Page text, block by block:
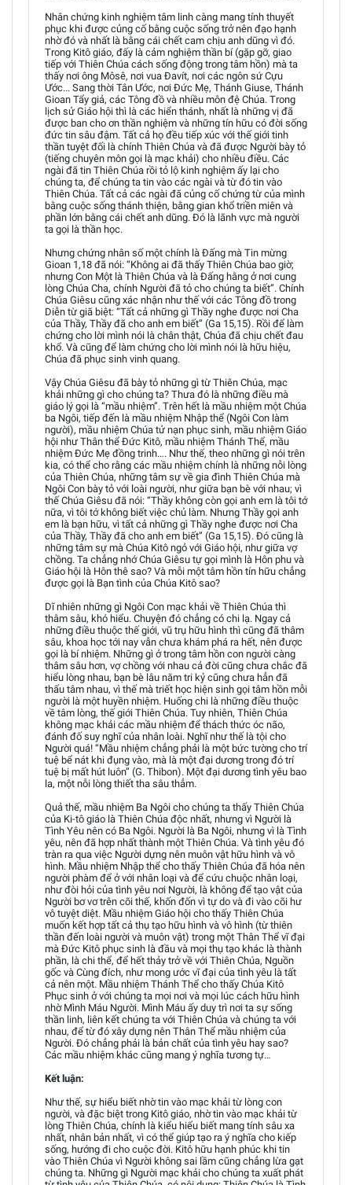
Nhân chứng kinh nghiệm tâm linh càng mang tính thuyết
phục khi được củng cố bằng cuộc sống trở nên đạo hạnh
nhờ đó và nhất là bằng cái chết cam chịu anh dũng vì đó.
Trong Kitô giáo, đấy là cảm nghiệm thần bí (gặp gỡ, giao
tiếp với Thiên Chúa cách sống động trong tâm hồn) mà ta
thấy nơi ông Môsê, nơi vua Đavít, nơi các ngôn sứ Cựu
Ước... Sang thời Tân Ước, nơi Đức Mẹ, Thánh Giuse, Thánh
Gioan Tẩy giả, các Tông đồ và nhiều môn đệ Chúa. Trong
lịch sử Giáo hội thì là các hiển thánh, nhất là những vị đã
được ban cho ơn thần nghiệm và những tín hữu có đời sống
đức tin sâu đậm. Tất cả họ đều tiếp xúc với thế giới tinh
thần tuyệt đối là chính Thiên Chúa và đã được Người bày tỏ
(tiếng chuyên môn gọi là mạc khải) cho nhiều điều. Các
ngài đã tin Thiên Chúa rồi tỏ lộ kinh nghiệm ấy lại cho
chúng ta, để chúng ta tin vào các ngài và từ đó tin vào
Thiên Chúa. Tất cả các ngài đã củng cố chứng từ của mình
bằng cuộc sống thánh thiện, bằng gian khổ triền miên và
phần lớn bằng cái chết anh dũng. Đó là lãnh vực mà người
ta gọi là thần học.
Nhưng chứng nhân số một chính là Đấng mà Tin mừng
Gioan 1,18 đã nói: “Không ai đã thấy Thiên Chúa bao giờ;
nhưng Con Một là Thiên Chúa và là Đấng hằng ở nơi cung
lòng Chúa Cha, chính Người đã tỏ cho chúng ta biết”. Chính
Chúa Giêsu cũng xác nhận như thế với các Tông đồ trong
Diễn từ giã biệt: “Tất cả những gì Thầy nghe được nơi Cha
của Thầy, Thầy đã cho anh em biết” (Ga 15,15). Rồi để làm
chứng cho lời mình nói là chân thật, Chúa đã chịu chết đau
khổ. Và cũng để làm chứng cho lời mình nói là hữu hiệu,
Chúa đã phục sinh vinh quang.
Vậy Chúa Giêsu đã bày tỏ những gì từ Thiên Chúa, mạc
khải những gì cho chúng ta? Thưa đó là những điều mà
giáo lý gọi là “mầu nhiệm”. Trên hết là mầu nhiệm một Chúa
ba Ngôi, tiếp đến là mầu nhiệm Nhập thể (Ngôi Con làm
người), mầu nhiệm Chúa tử nạn phục sinh, mầu nhiệm Giáo
hội như Thân thể Đức Kitô, mầu nhiệm Thánh Thể, mầu
nhiệm Đức Mẹ đồng trinh…. Như thế, theo những gì nói trên
kia, có thể cho rằng các mầu nhiệm chính là những nỗi lòng
của Thiên Chúa, những tâm sự về gia đình Thiên Chúa mà
Ngôi Con bày tỏ với loài người, như giữa bạn bè với nhau; vì
thế Chúa Giêsu đã nói: “Thầy không còn gọi anh em là tôi tớ
nữa, vì tôi tớ không biết việc chủ làm. Nhưng Thầy gọi anh
em là bạn hữu, vì tất cả những gì Thầy nghe được nơi Cha
của Thầy, Thầy đã cho anh em biết” (Ga 15,15). Đó cũng là
những tâm sự mà Chúa Kitô ngỏ với Giáo hội, như giữa vợ
chồng. Ta chẳng nhớ Chúa Giêsu tự gọi mình là Hôn phu và
Giáo hội là Hôn thê sao? Và mỗi một tâm hồn tín hữu chẳng
được gọi là Bạn tình của Chúa Kitô sao?
Dĩ nhiên những gì Ngôi Con mạc khải về Thiên Chúa thì
thâm sâu, khó hiểu. Chuyện đó chẳng có chi lạ. Ngay cả
những điều thuộc thế giới, vũ trụ hữu hình thì cũng đã thâm
sâu, khoa học tới nay vẫn chưa khám phá ra hết, nên được
gọi là bí nhiệm. Những gì ở trong tâm hồn con người càng
thâm sâu hơn, vợ chồng với nhau cả đời cũng chưa chắc đã
hiểu lòng nhau, bạn bè lâu năm tri kỷ cũng chưa hẳn đã
thấu tâm nhau, vì thế mà triết học hiện sinh gọi tâm hồn mỗi
người là một huyền nhiệm. Huống chi là những điều thuộc
về tâm lòng, thế giới Thiên Chúa. Tuy nhiên, Thiên Chúa
không mạc khải các mầu nhiệm để thách thức óc não,
đánh đố suy nghĩ của nhân loài. Nghĩ như thế là tội cho
Người quá! “Mầu nhiệm chẳng phải là một bức tường cho trí
tuệ bể nát khi đụng vào, mà là một đại dương trong đó trí
tuệ bị mất hút luôn” (G. Thibon). Một đại dương tình yêu bao
la, một nỗi lòng thiết tha sâu thẳm.
Quả thế, mầu nhiệm Ba Ngôi cho chúng ta thấy Thiên Chúa
của Ki-tô giáo là Thiên Chúa độc nhất, nhưng vì Người là
Tình Yêu nên có Ba Ngôi. Người là Ba Ngôi, nhưng vì là Tình
yêu, nên đã hợp nhất thành một Thiên Chúa. Và tình yêu đó
tràn ra qua việc Người dựng nên muôn vật hữu hình và vô
hình. Mầu nhiệm Nhập thể cho thấy Thiên Chúa đã hóa nên
người phàm để ở với nhân loại và để cứu chuộc nhân loại,
như đòi hỏi của tình yêu nơi Người, là không để tạo vật của
Người bơ vơ trên cõi thế, khốn đốn vì tự do và đi vào cõi hư
vô tuyệt diệt. Mầu nhiệm Giáo hội cho thấy Thiên Chúa
muốn kết hợp tất cả thụ tạo hữu hình và vô hình (từ thiên
thần đến loài người và muôn vật) trong một Thân Thể vĩ đại
mà Đức Kitô phục sinh là đầu và mọi thụ tạo khác là thành
phần, là chi thể, để hết thảy trở về với Thiên Chúa, Nguồn
gốc và Cùng đích, như mong ước vĩ đại của tình yêu là tất
cả nên một. Mầu nhiệm Thánh Thể cho thấy Chúa Kitô
Phục sinh ở với chúng ta mọi nơi và mọi lúc cách hữu hình
nhờ Mình Máu Người. Mình Máu ấy duy trì nơi ta sự sống
thần linh, liên kết chúng ta với Thiên Chúa và chúng ta với
nhau, để từ đó xây dựng nên Thân Thể mầu nhiệm của
Người. Đó chẳng phải là bản chất của tình yêu hay sao?
Các mầu nhiệm khác cũng mang ý nghĩa tương tự…
Kết luận:
Như thế, sự hiểu biết nhờ tin vào mạc khải từ lòng con
người, và đặc biệt trong Kitô giáo, nhờ tin vào mạc khải từ
lòng Thiên Chúa, chính là kiểu hiểu biết mang tính sâu xa
nhất, nhân bản nhất, vì có thể giúp tạo ra ý nghĩa cho kiếp
sống, hướng đi cho cuộc đời. Kitô hữu hạnh phúc khi tin
vào Thiên Chúa vì Người không sai lầm cũng chẳng lừa gạt
chúng ta. Những gì Người mạc khải cho chúng ta xuất phát